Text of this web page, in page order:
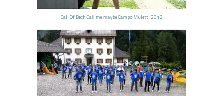
Call Of Bech Call me maybe Campo Muletti 2012